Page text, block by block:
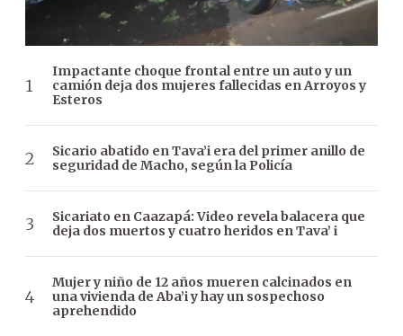
Impactante choque frontal entre un auto y un
camión deja dos mujeres fallecidas en Arroyos y
Esteros
Sicario abatido en Tava’i era del primer anillo de
seguridad de Macho, según la Policía
Sicariato en Caazapá: Video revela balacera que
deja dos muertos y cuatro heridos en Tava’ i
Mujer y niño de 12 años mueren calcinados en
una vivienda de Aba’i y hay un sospechoso
aprehendido